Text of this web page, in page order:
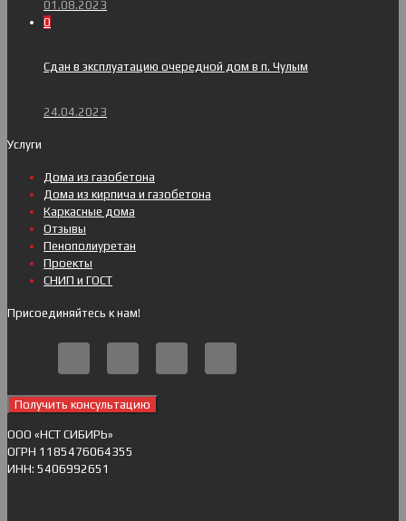
01.08.2023
0
Сдан в эксплуатацию очередной дом в п. Чулым
24.04.2023
Услуги
Дома из газобетона
Дома из кирпича и газобетона
Каркасные дома
Отзывы
Пенополиуретан
Проекты
СНИП и ГОСТ
Присоединяйтесь к нам!
Получить консультацию
ОOO «НСТ СИБИРЬ»
ОГРН 1185476064355
ИНН: 5406992651